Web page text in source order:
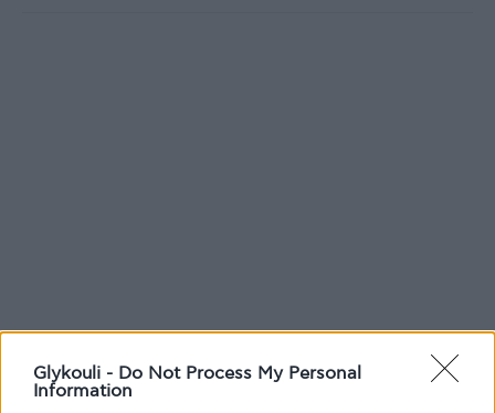
Glykouli - Do Not Process My Personal
Information